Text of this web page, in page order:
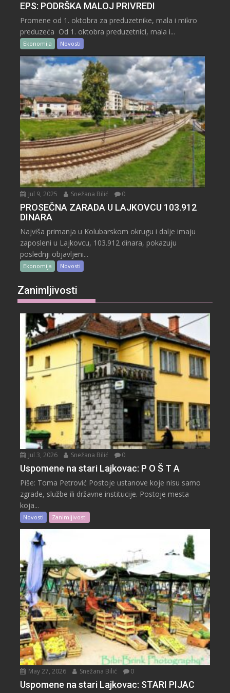
EPS: PODRŠKA MALOJ PRIVREDI
Promene od 1. oktobra za preduzetnike, mala i mikro
preduzeća Od 1. oktobra preduzetnici, mala i...
Ekonomija Novosti
Jul 9, 2025 Snežana Bilić 0
PROSEČNA ZARADA U LAJKOVCU 103.912
DINARA
Najviša primanja u Kolubarskom okrugu i dalje imaju
zaposleni u Lajkovcu, 103.912 dinara, pokazuju
poslednji objavljeni...
Ekonomija Novosti
Zanimljivosti
Jul 3, 2026 Snežana Bilić 0
Uspomene na stari Lajkovac: P O Š T A
Piše: Toma Petrović Postoje ustanove koje nisu samo
zgrade, službe ili državne institucije. Postoje mesta
koja...
Novosti Zanimljivosti
May 27, 2026 Snežana Bilić 0
Uspomene na stari Lajkovac: STARI PIJAC